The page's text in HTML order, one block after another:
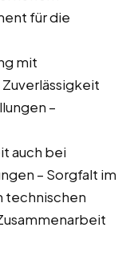
für die
mit
–
auch bei
– Sorgfalt im
technischen